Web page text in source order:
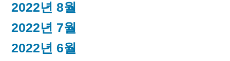
2022년 8월
2022년 7월
2022년 6월